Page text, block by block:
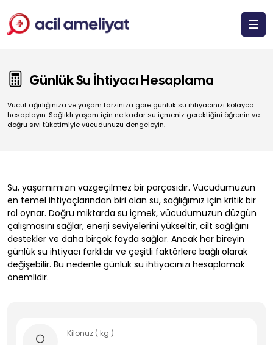
☰
Günlük Su İhtiyacı Hesaplama
Vücut ağırlığınıza ve yaşam tarzınıza göre günlük su ihtiyacınızı kolayca
hesaplayın. Sağlıklı yaşam için ne kadar su içmeniz gerektiğini öğrenin ve
doğru sıvı tüketimiyle vücudunuzu dengeleyin.
Su, yaşamımızın vazgeçilmez bir parçasıdır. Vücudumuzun
en temel ihtiyaçlarından biri olan su, sağlığımız için kritik bir
rol oynar. Doğru miktarda su içmek, vücudumuzun düzgün
çalışmasını sağlar, enerji seviyelerini yükseltir, cilt sağlığını
destekler ve daha birçok fayda sağlar. Ancak her bireyin
günlük su ihtiyacı farklıdır ve çeşitli faktörlere bağlı olarak
değişebilir. Bu nedenle günlük su ihtiyacınızı hesaplamak
önemlidir.
Kilonuz ( kg )